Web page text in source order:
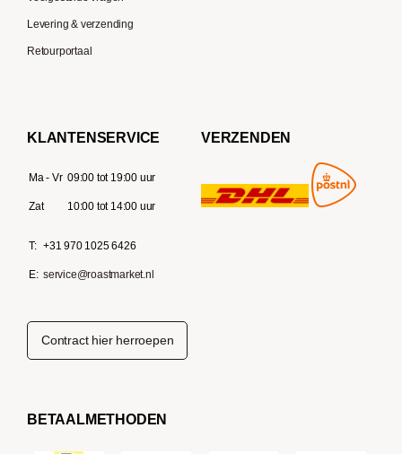
Levering & verzending
Retourportaal
KLANTENSERVICE
Ma - Vr 09:00 tot 19:00 uur
Zat 10:00 tot 14:00 uur
T: +31 970 1025 6426
E: service@roastmarket.nl
VERZENDEN
Contract hier herroepen
BETAALMETHODEN